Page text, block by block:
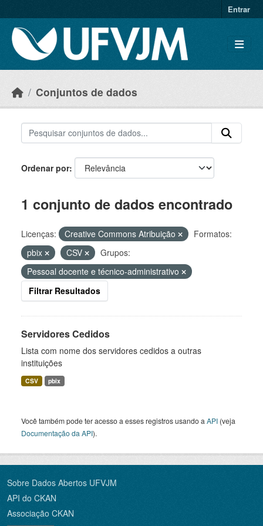
Entrar
Conjuntos de dados
Ordenar por
1 conjunto de dados encontrado
Licenças: Creative Commons Atribuição
Formatos:
pbix
CSV
Grupos:
Pessoal docente e técnico-administrativo
Filtrar Resultados
Servidores Cedidos
Lista com nome dos servidores cedidos a outras
instituições
CSV pbix
Você também pode ter acesso a esses registros usando a API (veja
Documentação da API).
Sobre Dados Abertos UFVJM
API do CKAN
Associação CKAN